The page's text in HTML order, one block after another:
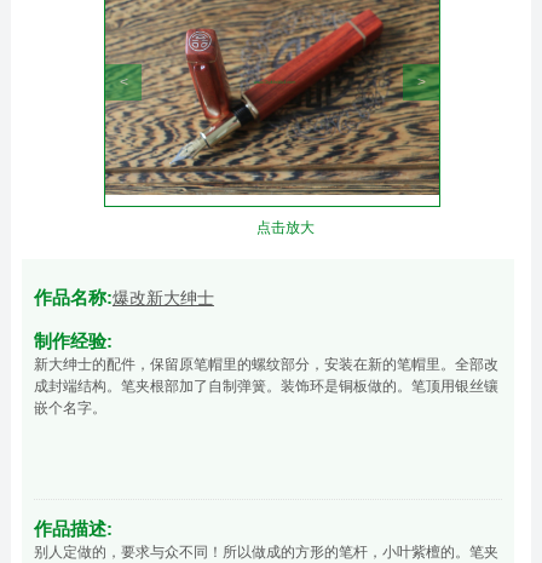
>
<
点击放大
作品名称:爆改新大绅士
制作经验:
新大绅士的配件，保留原笔帽里的螺纹部分，安装在新的笔帽里。全部改
成封端结构。笔夹根部加了自制弹簧。装饰环是铜板做的。笔顶用银丝镶
嵌个名字。
作品描述:
别人定做的，要求与众不同！所以做成的方形的笔杆，小叶紫檀的。笔夹